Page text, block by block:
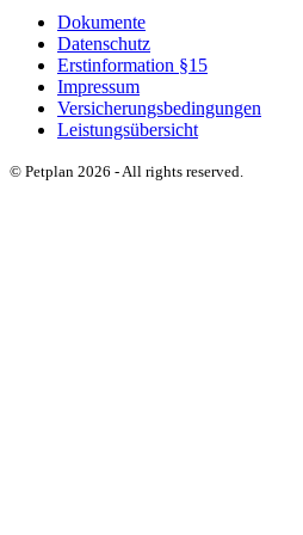
Dokumente
Datenschutz
Erstinformation §15
Impressum
Versicherungsbedingungen
Leistungsübersicht
© Petplan 2026 - All rights reserved.